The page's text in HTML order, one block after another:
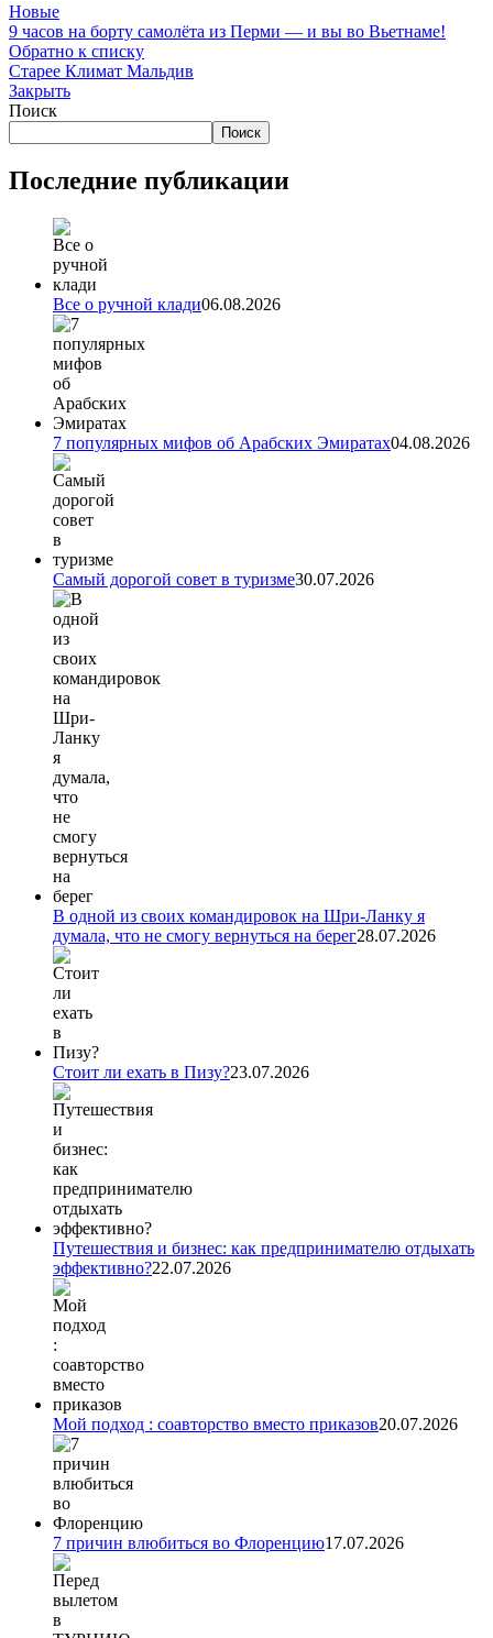
Новые
9 часов на борту самолёта из Перми — и вы во Вьетнаме!
Обратно к списку
Старее Климат Мальдив
Закрыть
Поиск
Поиск
Последние публикации
Все о ручной клади06.08.2026
7 популярных мифов об Арабских Эмиратах04.08.2026
Самый дорогой совет в туризме30.07.2026
В одной из своих командировок на Шри-Ланку я
думала, что не смогу вернуться на берег28.07.2026
Стоит ли ехать в Пизу?23.07.2026
Путешествия и бизнес: как предпринимателю отдыхать
эффективно?22.07.2026
Мой подход : соавторство вместо приказов20.07.2026
7 причин влюбиться во Флоренцию17.07.2026